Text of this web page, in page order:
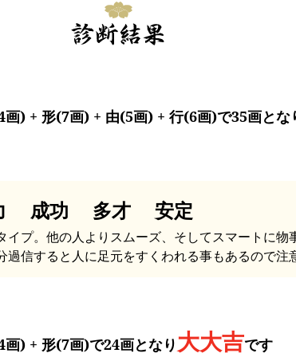
) + 形(7画) + 由(5画) + 行(6画)で35画とな
成功 多才 安定
イプ。他の人よりスムーズ、そしてスマートに物
過信すると人に足元をすくわれる事もあるので注
) + 形(7画)で24画となり 大大吉です